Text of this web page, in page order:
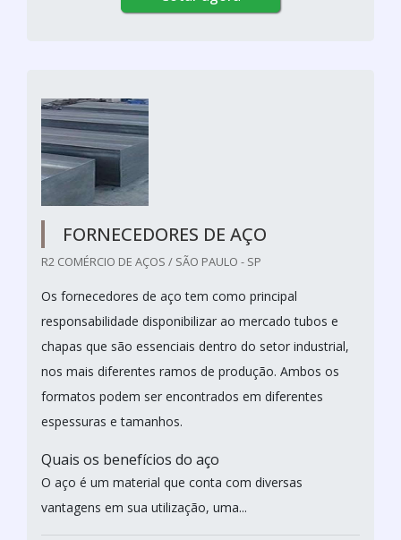
FORNECEDORES DE AÇO
R2 COMÉRCIO DE AÇOS / SÃO PAULO - SP
Os fornecedores de aço tem como principal
responsabilidade disponibilizar ao mercado tubos e
chapas que são essenciais dentro do setor industrial,
nos mais diferentes ramos de produção. Ambos os
formatos podem ser encontrados em diferentes
espessuras e tamanhos.
Quais os benefícios do aço
O aço é um material que conta com diversas
vantagens em sua utilização, uma...